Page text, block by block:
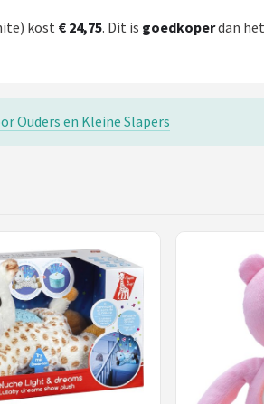
kost € 24,75. Dit is goedkoperdan
Ouders en Kleine Slapers